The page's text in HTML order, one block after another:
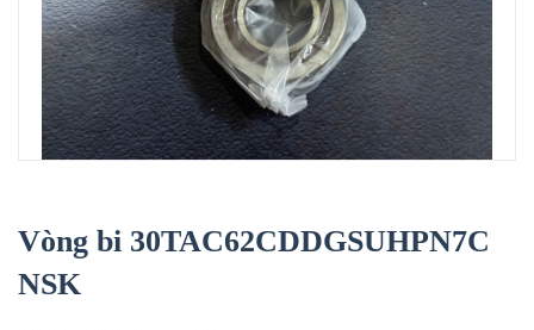
Vòng bi 30TAC62CDDGSUHPN7C
NSK